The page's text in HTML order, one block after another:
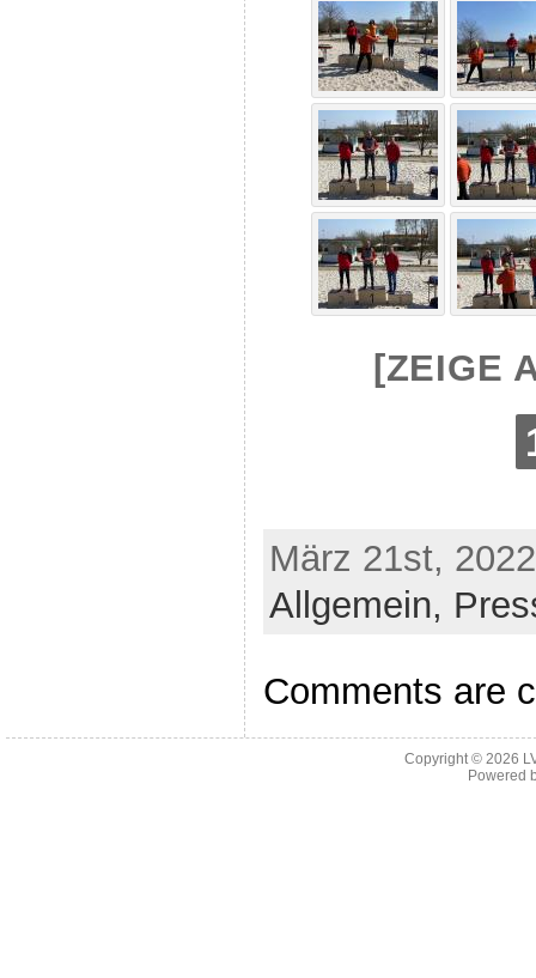
[ZEIGE
März 21st,
Allgemein,
Comments are
Copyright © 2026
Powered